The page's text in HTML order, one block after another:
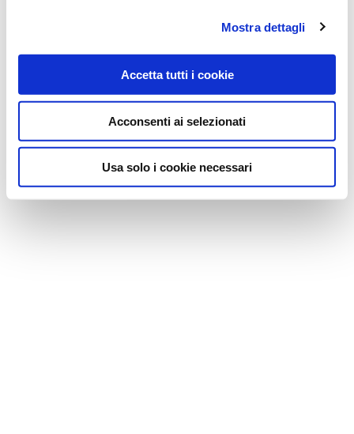
Mostra dettagli
Accetta tutti i cookie
Acconsenti ai selezionati
Usa solo i cookie necessari